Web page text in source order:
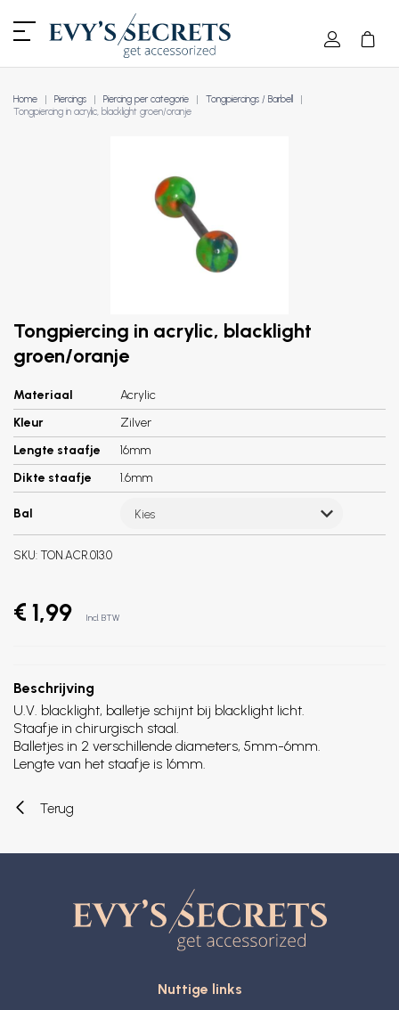
Home Piercings Piercing per categorie
Tongpiercings / Barbell
Tongpiercing in acrylic, blacklight groen/oranje
Tongpiercing in acrylic, blacklight
groen/oranje
Materiaal
Acrylic
Kleur
Zilver
Lengte staafje
16mm
Dikte staafje
1.6mm
Bal Kies
SKU: TON.ACR.013.0
€ 1,99 Incl. BTW
Beschrijving
U.V. blacklight, balletje schijnt bij blacklight licht.
Staafje in chirurgisch staal.
Balletjes in 2 verschillende diameters, 5mm-6mm.
Lengte van het staafje is 16mm.
Terug
Nuttige links